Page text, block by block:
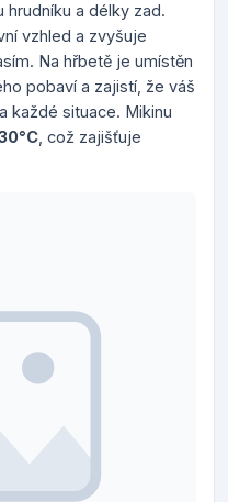
hrudníku a délky zad.
vzhled a zvyšuje
Na hřbetě je umístěn
pobaví a zajistí, že váš
každé situace. Mikinu
, což zajišťuje